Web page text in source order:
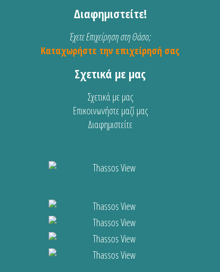
Διαφημιστείτε!
Έχετε Επιχείρηση στη Θάσο;
Καταχωρήστε την επιχείρησή σας
Σχετικά με μας
Σχετικά με μας
Επικοινωνήστε μαζί μας
Διαφημιστείτε